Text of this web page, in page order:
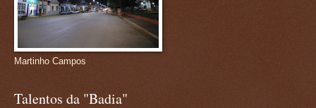
Martinho Campos
Talentos da "Badia"